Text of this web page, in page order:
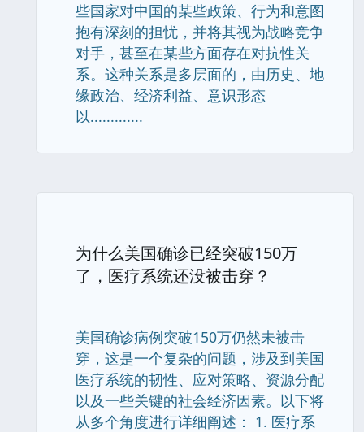
些国家对中国的某些政策、行为和意图
抱有深刻的担忧，并将其视为战略竞争
对手，甚至在某些方面存在对抗性关
系。这种关系是多层面的，由历史、地
缘政治、经济利益、意识形态
以.............
为什么美国确诊已经突破150万
了，医疗系统还没被击穿？
美国确诊病例突破150万仍然未被击
穿，这是一个复杂的问题，涉及到美国
医疗系统的韧性、应对策略、资源分配
以及一些关键的社会经济因素。以下将
从多个角度进行详细阐述： 1. 医疗系